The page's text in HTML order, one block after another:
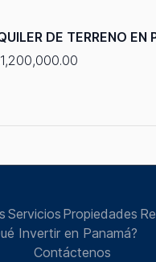
DE TERRENO EN
O ALQUILER DE
Servicios Propiedades
Invertir en Panamá?
Contáctenos